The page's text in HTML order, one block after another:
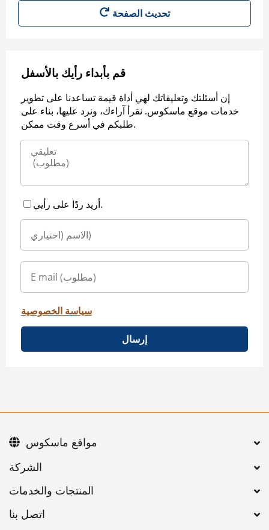
تحديث الصفحة
قم بأبداء رأيك بالأسفل
إن أسئلتك وتعليقاتك لهي أداة قيمة تساعدنا على تطوير
خدمات موقع ماسكوس. نقرأ آراءك، ونرد عليها، بناء على
طلبكم في أسرع وقت ممكن.
أريد ردًا على رأيي.
سياسة الخصوصية
إرسال
اتصل بنا
مواقع ماسكوس